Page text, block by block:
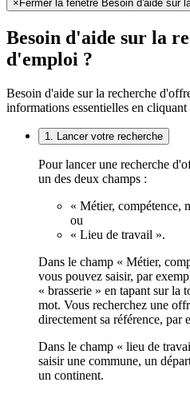
×Fermer la fenêtre Besoin d'aide sur
Besoin d'aide sur la
d'emploi ?
Besoin d'aide sur la recherche
informations essentielles en
1. Lancer votre recherche
Pour lancer une recherche
un des deux champs :
« Métier, compétence,
ou
« Lieu de travail ».
Dans le champ « Métier,
vous pouvez saisir, par
« brasserie » en tapant sur la
mot. Vous recherchez une
directement sa référence, par
Dans le champ « lieu de
saisir une commune, un
un continent.